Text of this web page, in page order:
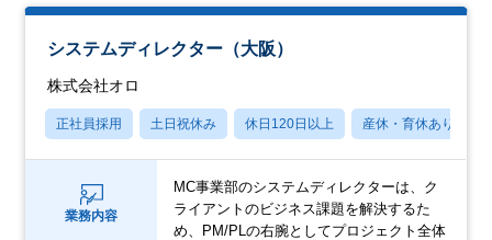
システムディレクター（大阪）
株式会社オロ
正社員採用 土日祝休み 休日120日以上 産休・育休あり
業務内容
MC事業部のシステムディレクターは、ク
ライアントのビジネス課題を解決するた
め、PM/PLの右腕としてプロジェクト全体